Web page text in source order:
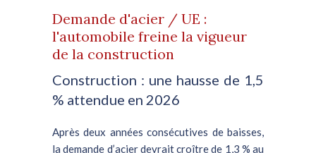
Demande d'acier / UE :
l'automobile freine la vigueur
de la construction
Construction : une hausse de 1,5
% attendue en 2026
Après deux années consécutives de baisses,
la demande d’acier devrait croître de 1,3 % au